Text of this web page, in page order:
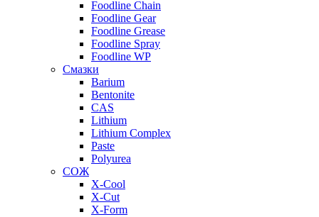
Foodline Chain
Foodline Gear
Foodline Grease
Foodline Spray
Foodline WP
Смазки
Barium
Bentonite
CAS
Lithium
Lithium Complex
Paste
Polyurea
СОЖ
X-Cool
X-Cut
X-Form